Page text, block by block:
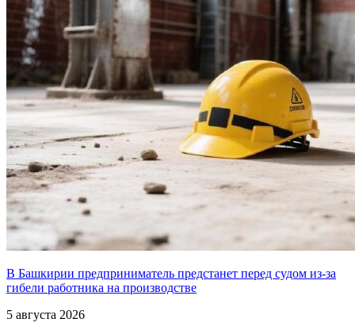
В Башкирии предприниматель предстанет перед судом из-за
гибели работника на производстве
5 августа 2026